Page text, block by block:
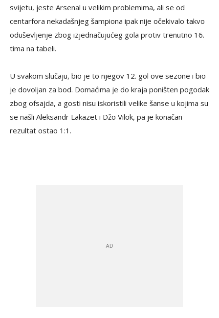
svijetu, jeste Arsenal u velikim problemima, ali se od
centarfora nekadašnjeg šampiona ipak nije očekivalo takvo
oduševljenje zbog izjednačujućeg gola protiv trenutno 16.
tima na tabeli.
U svakom slučaju, bio je to njegov 12. gol ove sezone i bio
je dovoljan za bod. Domaćima je do kraja poništen pogodak
zbog ofsajda, a gosti nisu iskoristili velike šanse u kojima su
se našli Aleksandr Lakazet i Džo Vilok, pa je konačan
rezultat ostao 1:1.